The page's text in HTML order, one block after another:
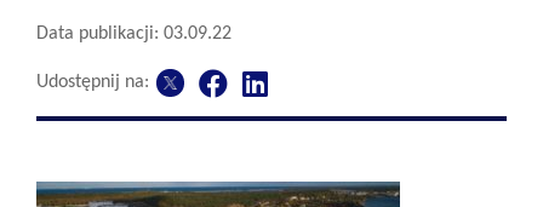
Data publikacji: 03.09.22
Udostępnij na: